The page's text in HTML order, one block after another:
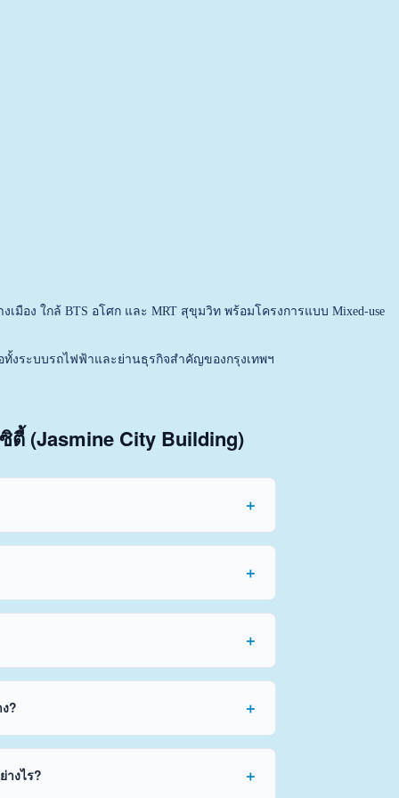
เมือง ใกล้ BTS อโศก และ MRT สุขุมวิท พร้อมโครงการแบบ Mixed-use
งระบบรถไฟฟ้าและย่านธุรกิจสำคัญของกรุงเทพฯ
ตี้ (Jasmine City Building)
?
างไร?